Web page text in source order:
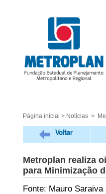
Página inicial > Notícias >
Voltar
Metroplan realiza
para Minimização
Fonte: Mauro